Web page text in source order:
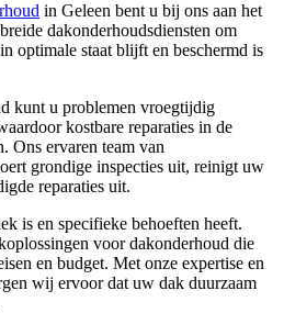
in Geleen bent u bij ons aan het
dakonderhoudsdiensten om
optimale staat blijft en beschermd is
kunt u problemen vroegtijdig
kostbare reparaties in de
Ons ervaren team van
grondige inspecties uit, reinigt uw
reparaties uit.
is en specifieke behoeften heeft.
voor dakonderhoud die
en budget. Met onze expertise en
wij ervoor dat uw dak duurzaam